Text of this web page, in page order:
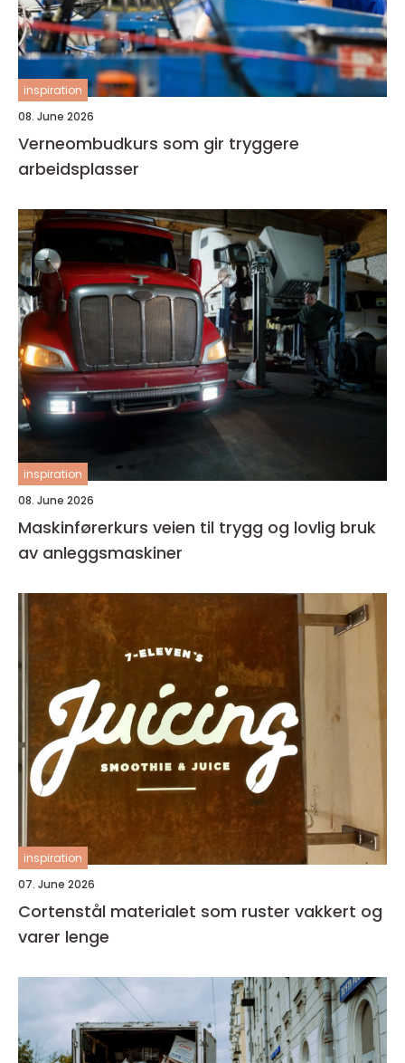
inspiration
08. June 2026
Verneombudkurs som gir tryggere
arbeidsplasser
inspiration
08. June 2026
Maskinførerkurs veien til trygg og lovlig bruk
av anleggsmaskiner
inspiration
07. June 2026
Cortenstål materialet som ruster vakkert og
varer lenge